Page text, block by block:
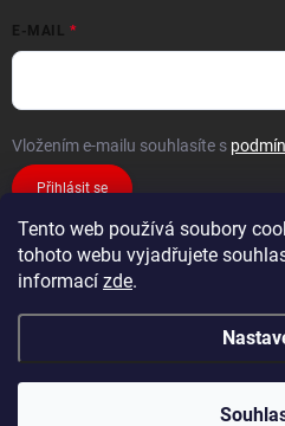
Tento web používá soubory
tohoto webu vyjadřujete
informací zde.
E-MAIL
Vložením e-mailu souhlasíte s
Přihlásit se
FiXMAT .